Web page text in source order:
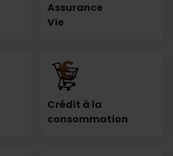
Assurance
Vie
Crédit à la
consommation